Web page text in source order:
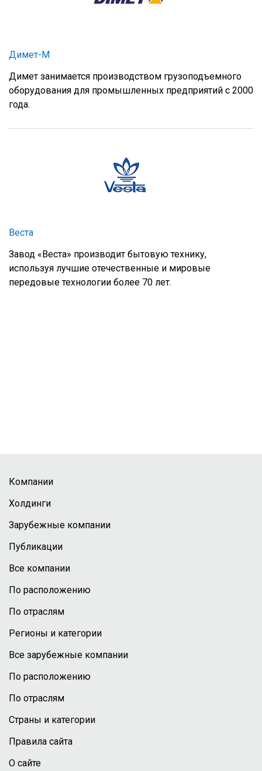
Димет-М
Димет занимается производством грузоподъемного
оборудования для промышленных предприятий с 2000
года.
Веста
Завод «Веста» производит бытовую технику,
используя лучшие отечественные и мировые
передовые технологии более 70 лет.
Компании
Холдинги
Зарубежные компании
Публикации
Все компании
По расположению
По отраслям
Регионы и категории
Все зарубежные компании
По расположению
По отраслям
Страны и категории
Правила сайта
О сайте